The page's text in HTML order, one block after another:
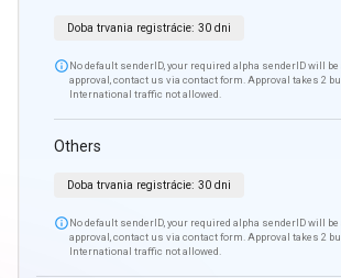
Doba trvania registrácie: 30 dni
No default senderID, your required alpha senderID will
approval, contact us via contact form. Approval takes 2
International traffic not allowed.
Others
Doba trvania registrácie: 30 dni
No default senderID, your required alpha senderID will
approval, contact us via contact form. Approval takes 2
International traffic not allowed.